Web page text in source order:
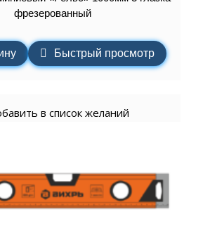
фрезерованный
Быстрый просмотр
в список желаний